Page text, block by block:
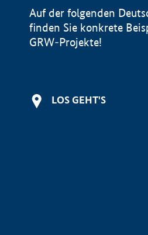
Auf der folgenden
finden Sie konkrete
GRW-Projekte!
LOS GEHT'S